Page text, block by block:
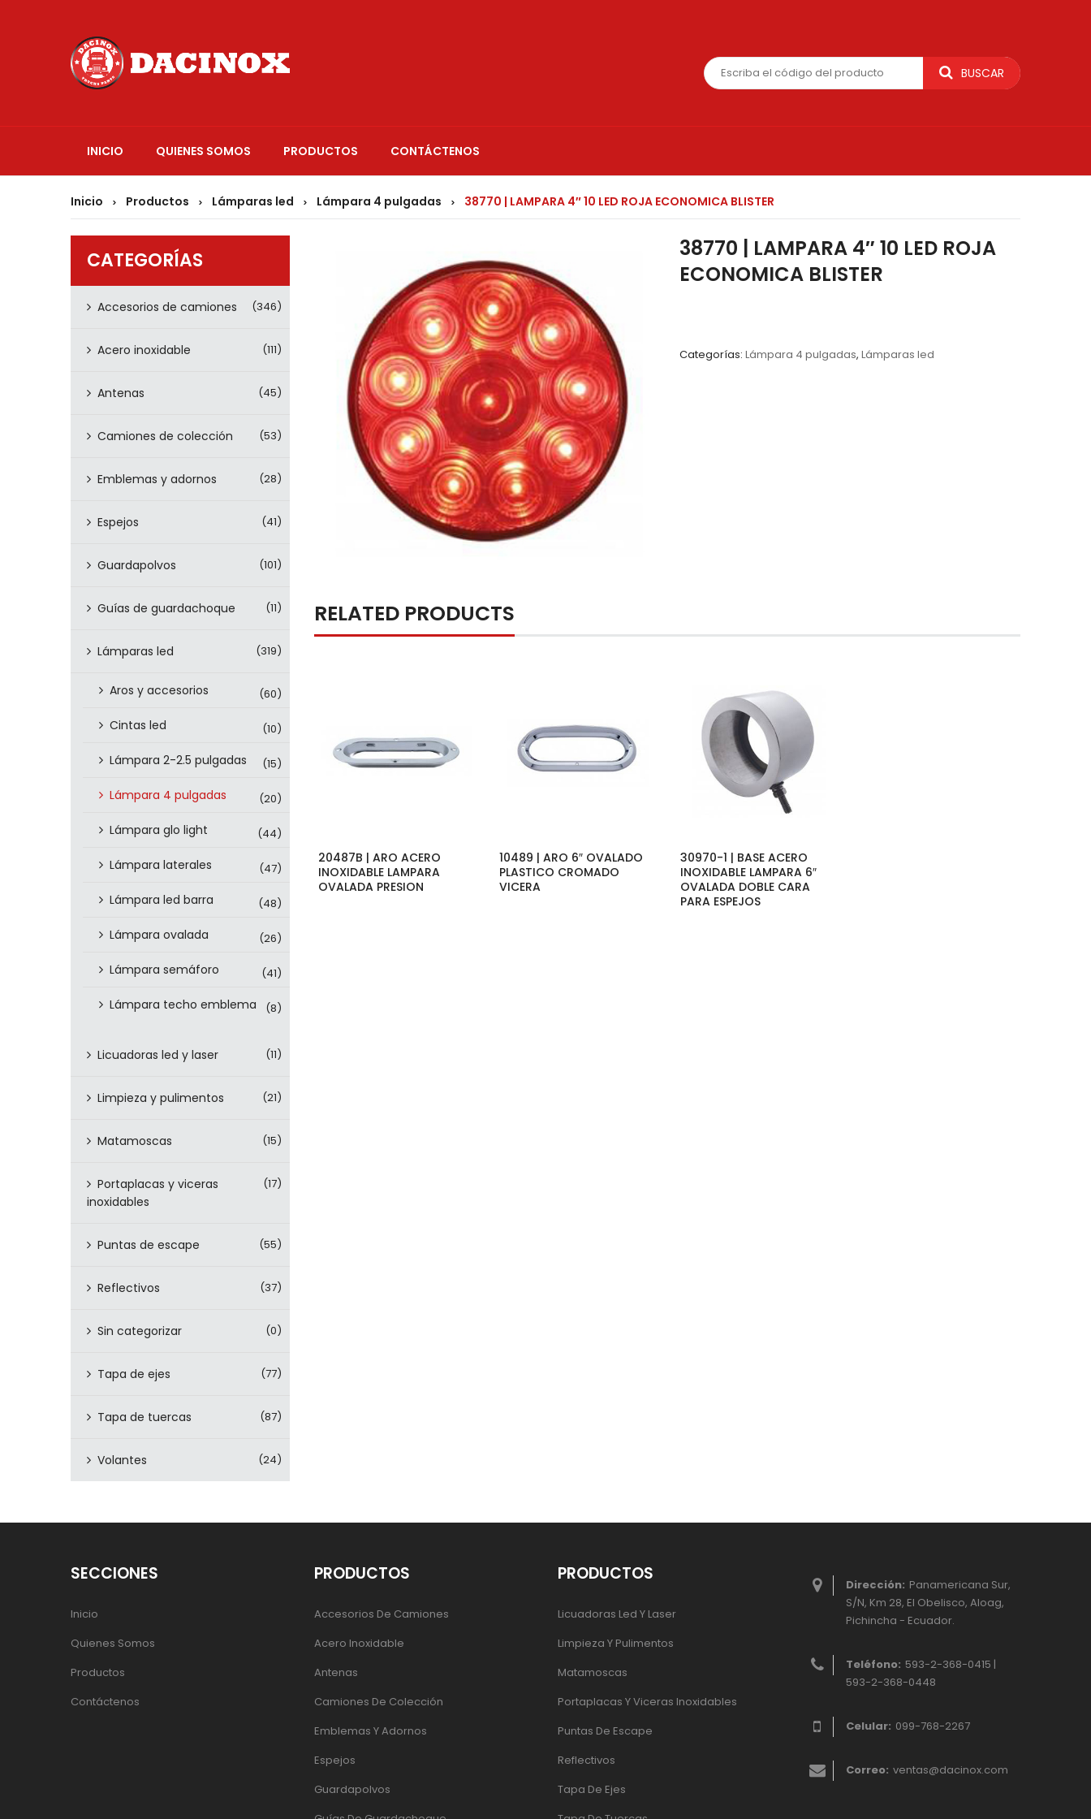
BUSCAR
INICIO QUIENES SOMOS PRODUCTOS CONTÁCTENOS
Inicio > Productos > Lámparas led > Lámpara 4 pulgadas > 38770 | LAMPARA 4″ 10 LED ROJA ECONOMICA BLISTER
CATEGORÍAS
Accesorios de camiones (346)
Acero inoxidable (111)
Antenas (45)
Camiones de colección (53)
Emblemas y adornos (28)
Espejos (41)
Guardapolvos (101)
Guías de guardachoque (11)
Lámparas led (319)
Aros y accesorios (60)
Cintas led (10)
Lámpara 2-2.5 pulgadas (15)
Lámpara 4 pulgadas (20)
Lámpara glo light (44)
Lámpara laterales (47)
Lámpara led barra (48)
Lámpara ovalada (26)
Lámpara semáforo (41)
Lámpara techo emblema (8)
Licuadoras led y laser (11)
Limpieza y pulimentos (21)
Matamoscas (15)
Portaplacas y viceras
inoxidables
(17)
Puntas de escape (55)
Reflectivos (37)
Sin categorizar (0)
Tapa de ejes (77)
Tapa de tuercas (87)
Volantes (24)
38770 | LAMPARA 4″ 10 LED ROJA
ECONOMICA BLISTER
Categorías: Lámpara 4 pulgadas, Lámparas led
RELATED PRODUCTS
20487B | ARO ACERO
INOXIDABLE LAMPARA
OVALADA PRESION
10489 | ARO 6″ OVALADO
PLASTICO CROMADO
VICERA
30970-1 | BASE ACERO
INOXIDABLE LAMPARA 6″
OVALADA DOBLE CARA
PARA ESPEJOS
Dirección: Panamericana Sur,
S/N, Km 28, El Obelisco, Aloag,
Pichincha - Ecuador.
Teléfono: 593-2-368-0415 |
593-2-368-0448
Celular: 099-768-2267
Correo: ventas@dacinox.com
SECCIONES
Inicio
Quienes Somos
Productos
Contáctenos
PRODUCTOS
Accesorios De Camiones
Acero Inoxidable
Antenas
Camiones De Colección
Emblemas Y Adornos
Espejos
Guardapolvos
PRODUCTOS
Licuadoras Led Y Laser
Limpieza Y Pulimentos
Matamoscas
Portaplacas Y Viceras Inoxidables
Puntas De Escape
Reflectivos
Tapa De Ejes